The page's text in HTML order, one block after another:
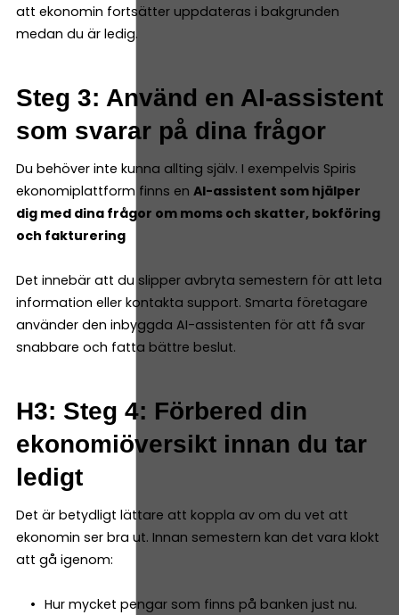
att ekonomin fortsätter uppdateras i bakgrunden
medan du är ledig.
Steg 3: Använd en AI-assistent
som svarar på dina frågor
Du behöver inte kunna allting själv. I exempelvis Spiris
ekonomiplattform finns en AI-assistent som hjälper
dig med dina frågor om moms och skatter, bokföring
och fakturering
Det innebär att du slipper avbryta semestern för att leta
information eller kontakta support. Smarta företagare
använder den inbyggda AI-assistenten för att få svar
snabbare och fatta bättre beslut.
H3: Steg 4: Förbered din
ekonomiöversikt innan du tar
ledigt
Det är betydligt lättare att koppla av om du vet att
ekonomin ser bra ut. Innan semestern kan det vara klokt
att gå igenom:
Hur mycket pengar som finns på banken just nu.